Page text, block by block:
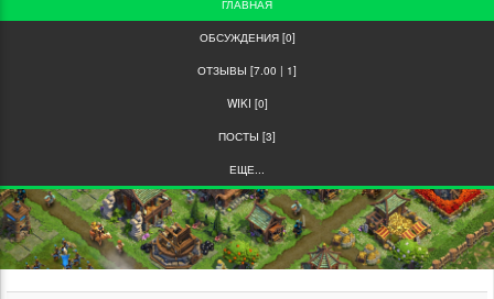
ГЛАВНАЯ
ОБСУЖДЕНИЯ [0]
ОТЗЫВЫ [7.00 | 1]
WIKI [0]
ПОСТЫ [3]
ЕЩЕ...